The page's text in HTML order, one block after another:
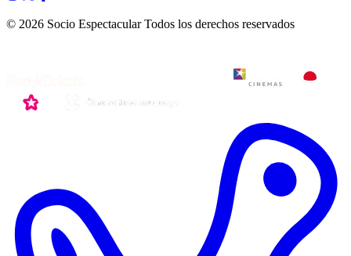
© 2026 Socio Espectacular Todos los derechos reservados